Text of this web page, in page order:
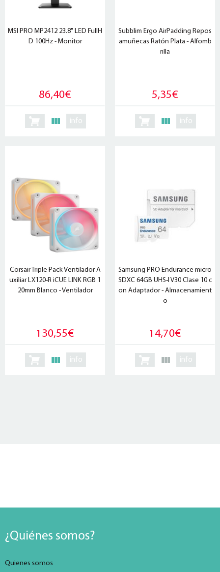
MSI PRO MP2412 23.8" LED FullH
D 100Hz - Monitor
86,40€
info
Subblim Ergo AirPadding Repos
amuñecas Ratón Plata - Alfomb
rilla
5,35€
info
Corsair Triple Pack Ventilador A
uxiliar LX120-R iCUE LINK RGB 1
20mm Blanco - Ventilador
130,55€
info
Samsung PRO Endurance micro
SDXC 64GB UHS-I V30 Clase 10 c
on Adaptador - Almacenamient
o
14,70€
info
¿Quiénes somos?
Quienes somos